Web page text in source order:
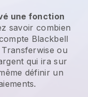
une fonction
savoir combien
Blackbell
Transferwise ou
qui ira sur
définir un